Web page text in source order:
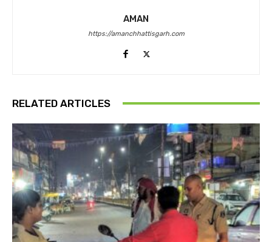
AMAN
https://amanchhattisgarh.com
RELATED ARTICLES